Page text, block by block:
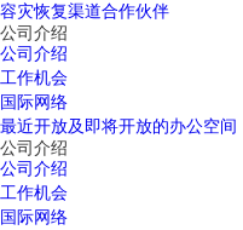
容灾恢复渠道合作伙伴
公司介绍
公司介绍
工作机会
国际网络
最近开放及即将开放的办公空间
公司介绍
公司介绍
工作机会
国际网络